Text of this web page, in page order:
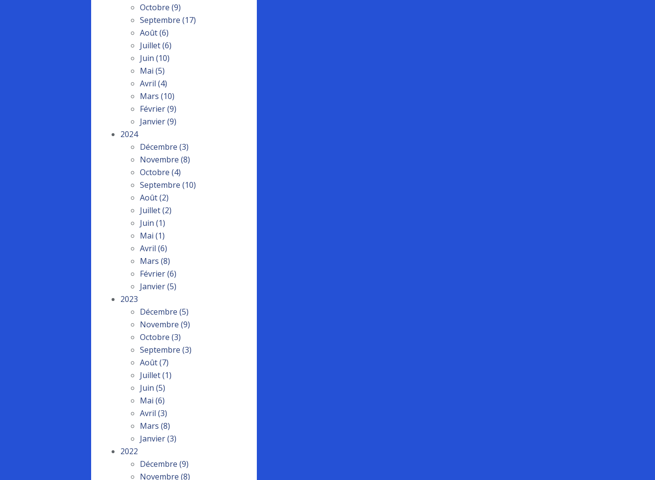
Octobre (9)
Septembre (17)
Août(6)
Juillet(6)
Juin (10)
Mai (5)
Avril (4)
Mars (10)
Février(9)
Janvier(9)
2024
Décembre (3)
Novembre (8)
Octobre (4)
Septembre (10)
Août(2)
Juillet(2)
Juin (1)
Mai (1)
Avril (6)
Mars (8)
Février(6)
Janvier(5)
2023
Décembre (5)
Novembre (9)
Octobre (3)
Septembre (3)
Août(7)
Juillet(1)
Juin (5)
Mai (6)
Avril (3)
Mars (8)
Janvier(3)
2022
Décembre (9)
Novembre (8)